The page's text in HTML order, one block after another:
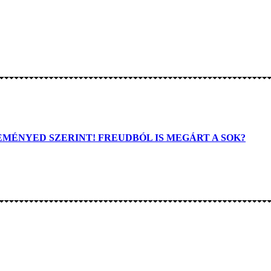
SZERINT! FREUDBÓL IS MEGÁRT A SOK?